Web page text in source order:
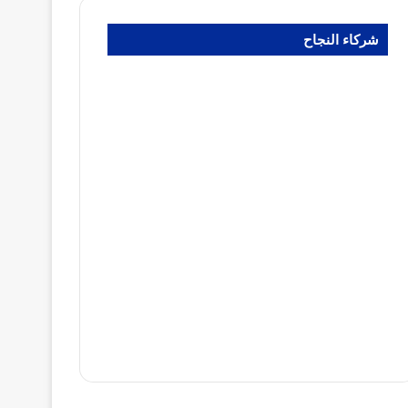
شركاء النجاح